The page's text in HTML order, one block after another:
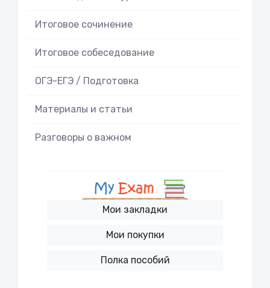
Итоговое cочинение
Итоговое cобеседование
ОГЭ-ЕГЭ / Подготовка
Материалы и статьи
Разговоры о важном
Мои закладки
Мои покупки
Полка пособий